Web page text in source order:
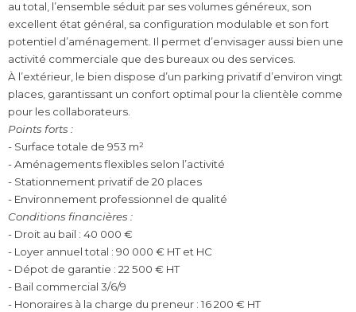
au total, l’ensemble séduit par ses volumes généreux, son
excellent état général, sa configuration modulable et son fort
potentiel d’aménagement. Il permet d’envisager aussi bien une
activité commerciale que des bureaux ou des services.
À l’extérieur, le bien dispose d’un parking privatif d’environ vingt
places, garantissant un confort optimal pour la clientèle comme
pour les collaborateurs.
Points forts :
- Surface totale de 953 m²
- Aménagements flexibles selon l’activité
- Stationnement privatif de 20 places
- Environnement professionnel de qualité
Conditions financières :
- Droit au bail : 40 000 €
- Loyer annuel total : 90 000 € HT et HC
- Dépot de garantie : 22 500 € HT
- Bail commercial 3/6/9
- Honoraires à la charge du preneur : 16 200 € HT